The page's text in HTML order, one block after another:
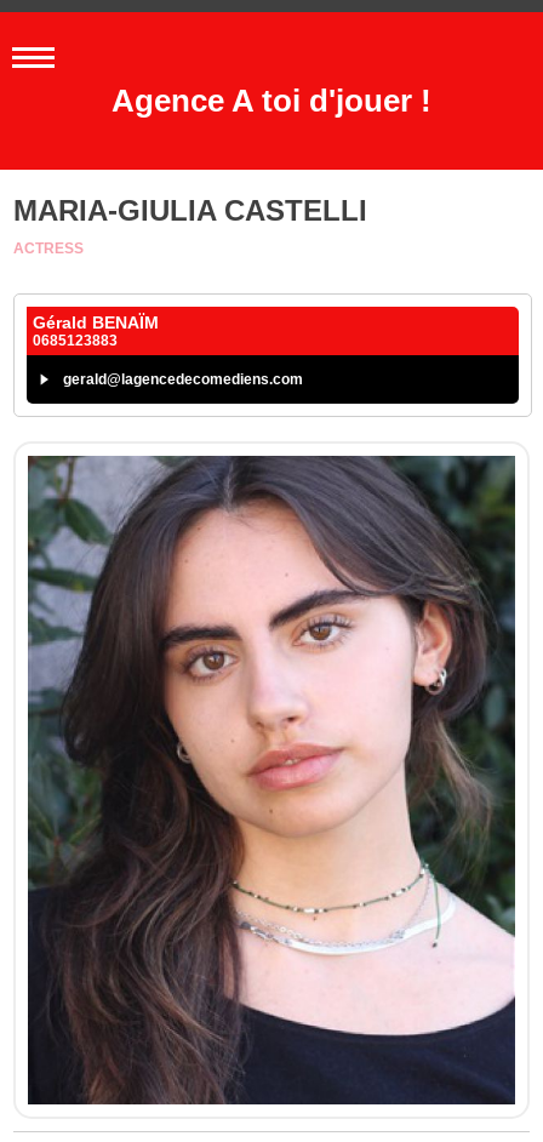
Agence A toi d'jouer !
MARIA-GIULIA CASTELLI
ACTRESS
Gérald BENAÏM
0685123883
gerald@lagencedecomediens.com